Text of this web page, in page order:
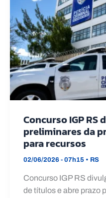
Concurso IGP RS
preliminares da
para recursos
02/06/2026 - 07h15 • RS
Concurso IGP RS
de títulos e abre prazo